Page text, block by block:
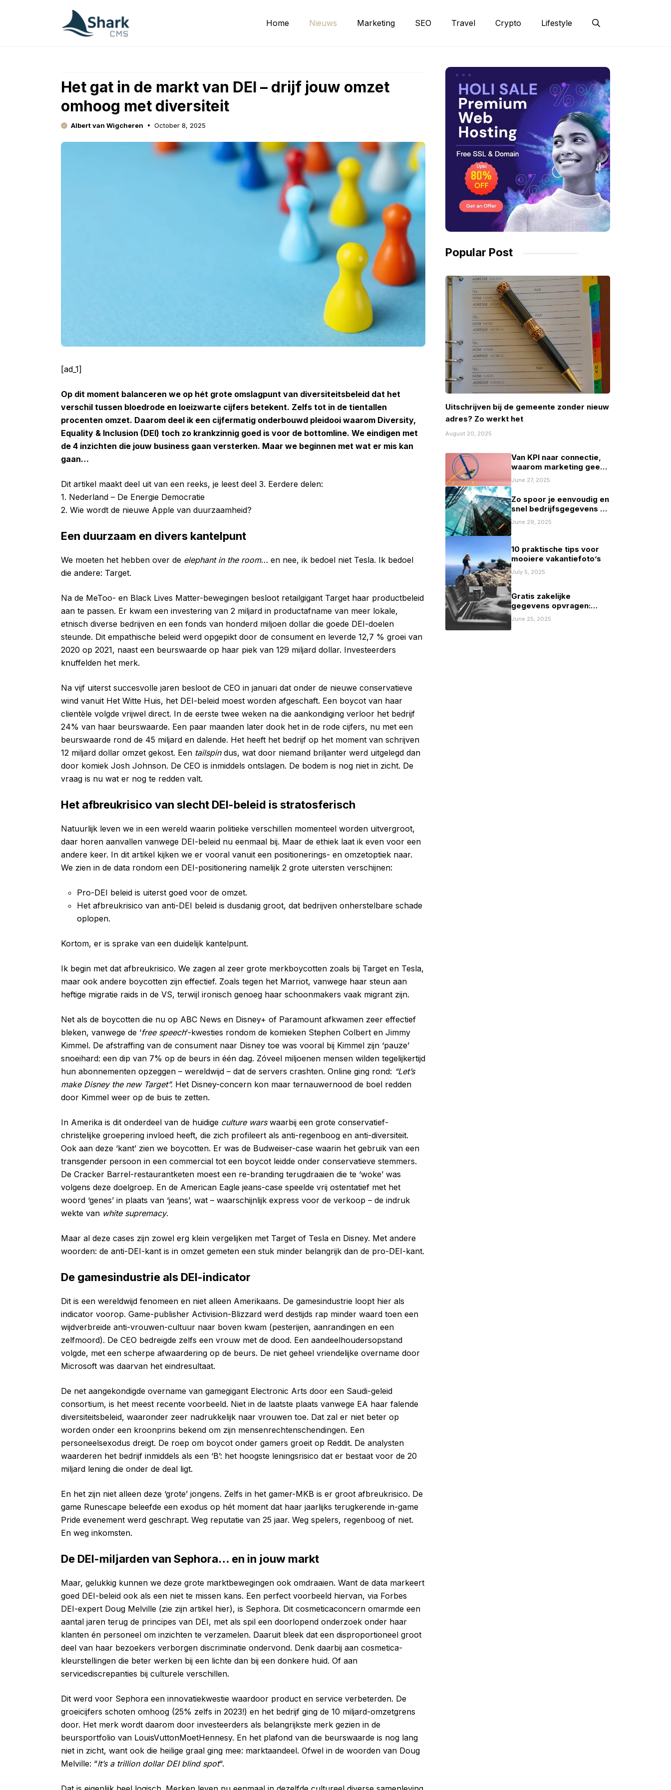
Home Nieuws Marketing SEO Travel Crypto Lifestyle
Het gat in de markt van DEI – drijf jouw omzet
omhoog met diversiteit
Albert van Wigcheren October 8, 2025
[ad_1]
Op dit moment balanceren we op hét grote omslagpunt van diversiteitsbeleid dat het
verschil tussen bloedrode en loeizwarte cijfers betekent. Zelfs tot in de tientallen
procenten omzet. Daarom deel ik een cijfermatig onderbouwd pleidooi waarom Diversity,
Equality & Inclusion (DEI) toch zo krankzinnig goed is voor de bottomline. We eindigen met
de 4 inzichten die jouw business gaan versterken. Maar we beginnen met wat er mis kan
gaan…
Dit artikel maakt deel uit van een reeks, je leest deel 3. Eerdere delen:
1. Nederland – De Energie Democratie
2. Wie wordt de nieuwe Apple van duurzaamheid?
Een duurzaam en divers kantelpunt
We moeten het hebben over de elephant in the room… en nee, ik bedoel niet Tesla. Ik bedoel
die andere: Target.
Na de MeToo- en Black Lives Matter-bewegingen besloot retailgigant Target haar productbeleid
aan te passen. Er kwam een investering van 2 miljard in productafname van meer lokale,
etnisch diverse bedrijven en een fonds van honderd miljoen dollar die goede DEI-doelen
steunde. Dit empathische beleid werd opgepikt door de consument en leverde 12,7 % groei van
2020 op 2021, naast een beurswaarde op haar piek van 129 miljard dollar. Investeerders
knuffelden het merk.
Na vijf uiterst succesvolle jaren besloot de CEO in januari dat onder de nieuwe conservatieve
wind vanuit Het Witte Huis, het DEI-beleid moest worden afgeschaft. Een boycot van haar
clientèle volgde vrijwel direct. In de eerste twee weken na die aankondiging verloor het bedrijf
24% van haar beurswaarde. Een paar maanden later dook het in de rode cijfers, nu met een
beurswaarde rond de 45 miljard en dalende. Het heeft het bedrijf op het moment van schrijven
12 miljard dollar omzet gekost. Een tailspindus, wat door niemand briljanter werd uitgelegd dan
door komiek Josh Johnson. De CEO is inmiddels ontslagen. De bodem is nog niet in zicht. De
vraag is nu wat er nog te redden valt.
Het afbreukrisico van slecht DEI-beleid is stratosferisch
Natuurlijk leven we in een wereld waarin politieke verschillen momenteel worden uitvergroot,
daar horen aanvallen vanwege DEI-beleid nu eenmaal bij. Maar de ethiek laat ik even voor een
andere keer. In dit artikel kijken we er vooral vanuit een positionerings- en omzetoptiek naar.
We zien in de data rondom een DEI-positionering namelijk 2 grote uitersten verschijnen:
Pro-DEI beleid is uiterst goed voor de omzet.
Het afbreukrisico van anti-DEI beleid is dusdanig groot, dat bedrijven onherstelbare schade
oplopen.
Kortom, er is sprake van een duidelijk kantelpunt.
Ik begin met dat afbreukrisico. We zagen al zeer grote merkboycotten zoals bij Target en Tesla,
maar ook andere boycotten zijn effectief. Zoals tegen het Marriot, vanwege haar steun aan
heftige migratie raids in de VS, terwijl ironisch genoeg haar schoonmakers vaak migrant zijn.
Net als de boycotten die nu op ABC News en Disney+ of Paramount afkwamen zeer effectief
bleken, vanwege de ‘free speech‘-kwesties rondom de komieken Stephen Colbert en Jimmy
Kimmel. De afstraffing van de consument naar Disney toe was vooral bij Kimmel zijn ‘pauze’
snoeihard: een dip van 7% op de beurs in één dag. Zóveel miljoenen mensen wilden tegelijkertijd
hun abonnementen opzeggen – wereldwijd – dat de servers crashten. Online ging rond: “Let’s
make Disney the new Target”. Het Disney-concern kon maar ternauwernood de boel redden
door Kimmel weer op de buis te zetten.
In Amerika is dit onderdeel van de huidige culture wars waarbij een grote conservatief-
christelijke groepering invloed heeft, die zich profileert als anti-regenboog en anti-diversiteit.
Ook aan deze ‘kant’ zien we boycotten. Er was de Budweiser-case waarin het gebruik van een
transgender persoon in een commercial tot een boycot leidde onder conservatieve stemmers.
De Cracker Barrel-restaurantketen moest een re-branding terugdraaien die te ‘woke’ was
volgens deze doelgroep. En de American Eagle jeans-case speelde vrij ostentatief met het
woord ‘genes’ in plaats van ‘jeans’, wat – waarschijnlijk express voor de verkoop – de indruk
wekte van white supremacy.
Maar al deze cases zijn zowel erg klein vergelijken met Target of Tesla en Disney. Met andere
woorden: de anti-DEI-kant is in omzet gemeten een stuk minder belangrijk dan de pro-DEI-kant.
De gamesindustrie als DEI-indicator
Dit is een wereldwijd fenomeen en niet alleen Amerikaans. De gamesindustrie loopt hier als
indicator voorop. Game-publisher Activision-Blizzard werd destijds rap minder waard toen een
wijdverbreide anti-vrouwen-cultuur naar boven kwam (pesterijen, aanrandingen en een
zelfmoord). De CEO bedreigde zelfs een vrouw met de dood. Een aandeelhoudersopstand
volgde, met een scherpe afwaardering op de beurs. De niet geheel vriendelijke overname door
Microsoft was daarvan het eindresultaat.
De net aangekondigde overname van gamegigant Electronic Arts door een Saudi-geleid
consortium, is het meest recente voorbeeld. Niet in de laatste plaats vanwege EA haar falende
diversiteitsbeleid, waaronder zeer nadrukkelijk naar vrouwen toe. Dat zal er niet beter op
worden onder een kroonprins bekend om zijn mensenrechtenschendingen. Een
personeelsexodus dreigt. De roep om boycot onder gamers groeit op Reddit. De analysten
waarderen het bedrijf inmiddels als een ‘B’: het hoogste leningsrisico dat er bestaat voor de 20
miljard lening die onder de deal ligt.
En het zijn niet alleen deze ‘grote’ jongens. Zelfs in het gamer-MKB is er groot afbreukrisico. De
game Runescape beleefde een exodus op hét moment dat haar jaarlijks terugkerende in-game
Pride evenement werd geschrapt. Weg reputatie van 25 jaar. Weg spelers, regenboog of niet.
En weg inkomsten.
De DEI-miljarden van Sephora… en in jouw markt
Maar, gelukkig kunnen we deze grote marktbewegingen ook omdraaien. Want de data markeert
goed DEI-beleid ook als een niet te missen kans. Een perfect voorbeeld hiervan, via Forbes
DEI-expert Doug Melville (zie zijn artikel hier), is Sephora. Dit cosmeticaconcern omarmde een
aantal jaren terug de principes van DEI, met als spil een doorlopend onderzoek onder haar
klanten én personeel om inzichten te verzamelen. Daaruit bleek dat een disproportioneel groot
deel van haar bezoekers verborgen discriminatie ondervond. Denk daarbij aan cosmetica-
kleurstellingen die beter werken bij een lichte dan bij een donkere huid. Of aan
servicediscrepanties bij culturele verschillen.
Dit werd voor Sephora een innovatiekwestie waardoor product en service verbeterden. De
groeicijfers schoten omhoog (25% zelfs in 2023!) en het bedrijf ging de 10 miljard-omzetgrens
door. Het merk wordt daarom door investeerders als belangrijkste merk gezien in de
beursportfolio van LouisVuttonMoetHennesy. En het plafond van die beurswaarde is nog lang
niet in zicht, want ook die heilige graal ging mee: marktaandeel. Ofwel in de woorden van Doug
Melville: “It’s a trillion dollar DEI blind spot“.
Popular Post
Uitschrijven bij de gemeente zonder nieuw
adres? Zo werkt het
August 20, 2025
Van KPI naar connectie,
waarom marketing geen
spelletje scoren mag zijn
June 27, 2025
Zo spoor je eenvoudig en
snel bedrijfsgegevens op
in Nederland
June 29, 2025
10 praktische tips voor
mooiere vakantiefoto’s
July 5, 2025
Gratis zakelijke
gegevens opvragen:
mogelijkheden en
beperkingen
June 25, 2025